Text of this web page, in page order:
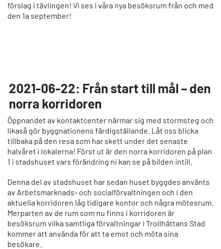
förslag i tävlingen! Vi ses i våra nya besöksrum från och med
den 1a september!
2021-06-22: Från start till mål – den
norra korridoren
Öppnandet av kontaktcenter närmar sig med stormsteg och
likaså gör byggnationens färdigställande. Låt oss blicka
tillbaka på den resa som har skett under det senaste
halvåret i lokalerna! Först ut är den norra korridoren på plan
1 i stadshuset vars förändring ni kan se på bilden intill.
Denna del av stadshuset har sedan huset byggdes använts
av Arbetsmarknads- och socialförvaltningen och i den
aktuella korridoren låg tidigare kontor och några mötesrum.
Merparten av de rum som nu finns i korridoren är
besöksrum vilka samtliga förvaltningar i Trollhättans Stad
kommer att använda för att ta emot och möta sina
besökare.